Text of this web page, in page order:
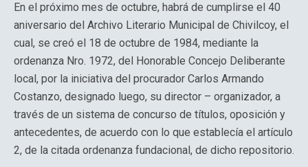
En el próximo mes de octubre, habrá de cumplirse el 40
aniversario del Archivo Literario Municipal de Chivilcoy, el
cual, se creó el 18 de octubre de 1984, mediante la
ordenanza Nro. 1972, del Honorable Concejo Deliberante
local, por la iniciativa del procurador Carlos Armando
Costanzo, designado luego, su director – organizador, a
través de un sistema de concurso de títulos, oposición y
antecedentes, de acuerdo con lo que establecía el artículo
2, de la citada ordenanza fundacional, de dicho repositorio.